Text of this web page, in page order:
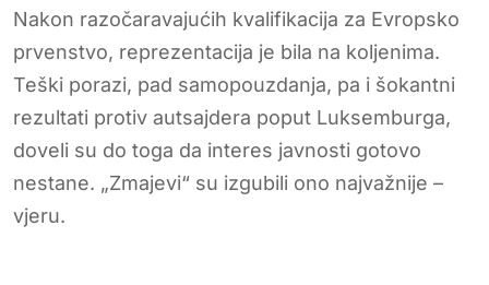
Nakon razočaravajućih kvalifikacija za Evropsko
prvenstvo, reprezentacija je bila na koljenima.
Teški porazi, pad samopouzdanja, pa i šokantni
rezultati protiv autsajdera poput Luksemburga,
doveli su do toga da interes javnosti gotovo
nestane. „Zmajevi“ su izgubili ono najvažnije –
vjeru.